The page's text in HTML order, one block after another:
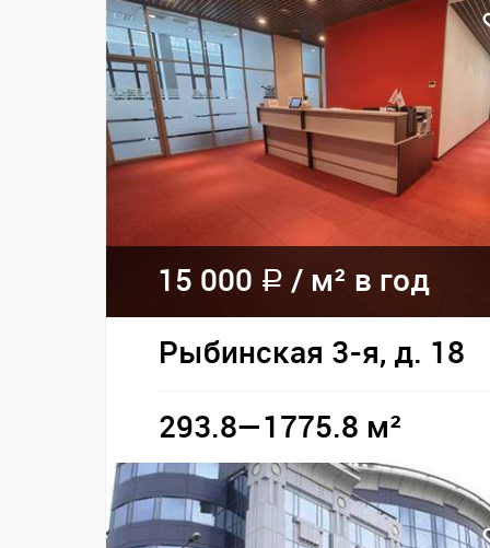
15 000 a / м² в год
Рыбинская 3-я, д. 18
293.8—1775.8 м²